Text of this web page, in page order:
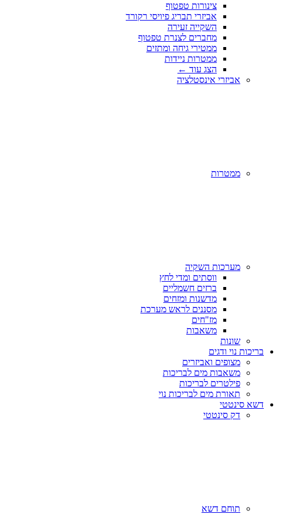
צינורות טפטוף
אביזרי תבריג פיויסי רקורד
השקייה זעירה
מחברים לצנרת טפטוף
ממטירי גיחה ומתזים
ממטרות ניידות
הצג עוד ←
אביזרי אינסטלציה
ממטרות
מערכות השקיה
ווסתים ומדי לחץ
ברזים חשמליים
מדשנות ומזחים
מסננים לראש מערכת
מז"חים
משאבות
שונות
בריכות נוי ודגים
מצופים ואביזרים
משאבות מים לבריכות
פילטרים לבריכות
תאורת מים לבריכות נוי
דשא סינטטי
דק סינטטי
תוחם דשא